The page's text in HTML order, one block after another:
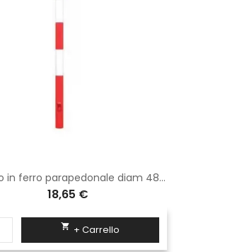
Paletto in ferro parapedonale diam 48 mm - h 120 verniciato bianco/rosso
18,65 €
 + Carrello